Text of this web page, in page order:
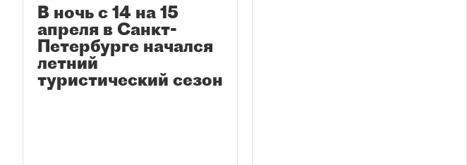
В ночь с 14 на 15
апреля в Санкт-
Петербурге начался
летний
туристический сезон